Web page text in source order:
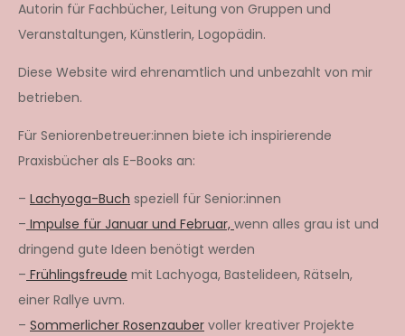
Autorin für Fachbücher, Leitung von Gruppen und
Veranstaltungen, Künstlerin, Logopädin.
Diese Website wird ehrenamtlich und unbezahlt von mir
betrieben.
Für Seniorenbetreuer:innen biete ich inspirierende
Praxisbücher als E-Books an:
– Lachyoga-Buch speziell für Senior:innen
– Impulse für Januar und Februar, wenn alles grau ist und
dringend gute Ideen benötigt werden
– Frühlingsfreude mit Lachyoga, Bastelideen, Rätseln,
einer Rallye uvm.
– Sommerlicher Rosenzauber voller kreativer Projekte